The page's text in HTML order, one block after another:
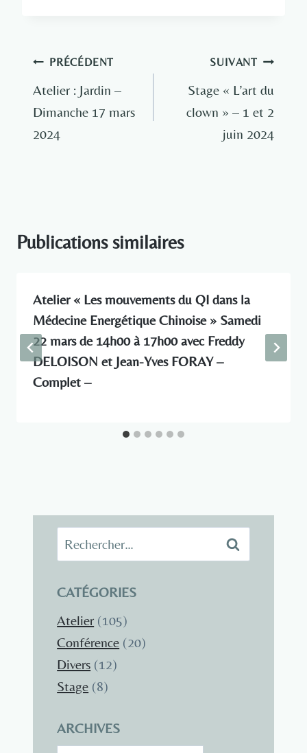
Navigation
de
l’article
PRÉCÉDENT
Atelier : Jardin –
Dimanche 17 mars
2024
SUIVANT
Stage « L’art du
clown » – 1 et 2
juin 2024
Publications similaires
Atelier « Les mouvements du QI dans la
Médecine Energétique Chinoise » Samedi
22 mars de 14h00 à 17h00 avec Freddy
DELOISON et Jean-Yves FORAY –
Complet –
Rechercher :
CATÉGORIES
Atelier (105)
Conférence (20)
Divers (12)
Stage (8)
ARCHIVES